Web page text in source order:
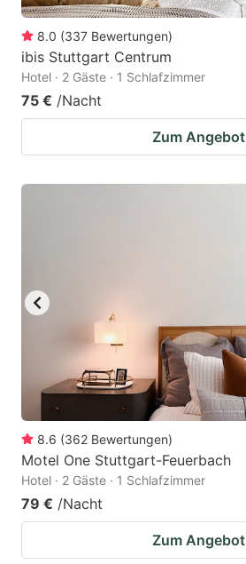
8.0 (337 Bewertungen)
ibis Stuttgart Centrum
Hotel · 2 Gäste · 1 Schlafzimmer
75 € /Nacht
Zum Angebot
8.6 (362 Bewertungen)
Motel One Stuttgart-Feuerbach
Hotel · 2 Gäste · 1 Schlafzimmer
79 € /Nacht
Zum Angebot